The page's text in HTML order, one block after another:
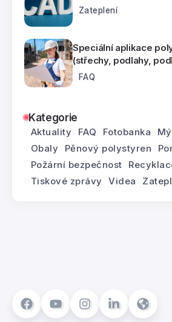
Zateplení
Speciální aplikace
(střechy, podlahy,
FAQ
Kategorie
Aktuality FAQ Fotobanka
Obaly
Pěnový polystyren
Požární bezpečnost
Tiskové zprávy
Videa